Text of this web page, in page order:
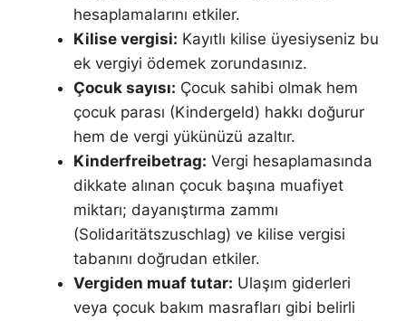
hesaplamalarını etkiler.
Kilise vergisi: Kayıtlı kilise üyesiyseniz bu
ek vergiyi ödemek zorundasınız.
Çocuk sayısı: Çocuk sahibi olmak hem
çocuk parası (Kindergeld) hakkı doğurur
hem de vergi yükünüzü azaltır.
Kinderfreibetrag: Vergi hesaplamasında
dikkate alınan çocuk başına muafiyet
miktarı; dayanıştırma zammı
(Solidaritätszuschlag) ve kilise vergisi
tabanını doğrudan etkiler.
Vergiden muaf tutar: Ulaşım giderleri
veya çocuk bakım masrafları gibi belirli